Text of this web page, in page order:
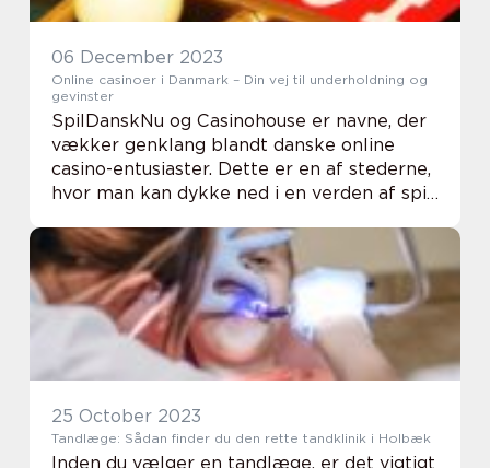
06 December 2023
Online casinoer i Danmark – Din vej til underholdning og
gevinster
SpilDanskNu og Casinohouse er navne, der
vækker genklang blandt danske online
casino-entusiaster. Dette er en af stederne,
hvor man kan dykke ned i en verden af spil
chancen for at vinde stort alt sammen ...
25 October 2023
Tandlæge: Sådan finder du den rette tandklinik i Holbæk
Inden du vælger en tandlæge, er det vigtigt